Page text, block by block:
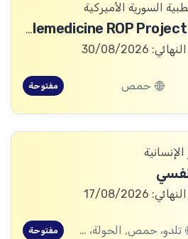
السورية الأميركية
Telemedicine ROP Project Officer
30/08/2026
حمص مفتوحة
17/08/2026
تلدو، حمص, الحولة، حمص مفتوحة